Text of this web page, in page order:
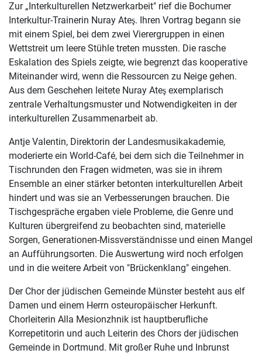
Zur „Interkulturellen Netzwerkarbeit" rief die Bochumer
Interkultur-Trainerin Nuray Ateş. Ihren Vortrag begann sie
mit einem Spiel, bei dem zwei Vierergruppen in einen
Wettstreit um leere Stühle treten mussten. Die rasche
Eskalation des Spiels zeigte, wie begrenzt das kooperative
Miteinander wird, wenn die Ressourcen zu Neige gehen.
Aus dem Geschehen leitete Nuray Ateş exemplarisch
zentrale Verhaltungsmuster und Notwendigkeiten in der
interkulturellen Zusammenarbeit ab.
Antje Valentin, Direktorin der Landesmusikakademie,
moderierte ein World-Café, bei dem sich die Teilnehmer in
Tischrunden den Fragen widmeten, was sie in ihrem
Ensemble an einer stärker betonten interkulturellen Arbeit
hindert und was sie an Verbesserungen brauchen. Die
Tischgespräche ergaben viele Probleme, die Genre und
Kulturen übergreifend zu beobachten sind, materielle
Sorgen, Generationen-Missverständnisse und einen Mangel
an Aufführungsorten. Die Auswertung wird noch erfolgen
und in die weitere Arbeit von "Brückenklang" eingehen.
Der Chor der jüdischen Gemeinde Münster besteht aus elf
Damen und einem Herrn osteuropäischer Herkunft.
Chorleiterin Alla Mesionzhnik ist hauptberufliche
Korrepetitorin und auch Leiterin des Chors der jüdischen
Gemeinde in Dortmund. Mit großer Ruhe und Inbrunst